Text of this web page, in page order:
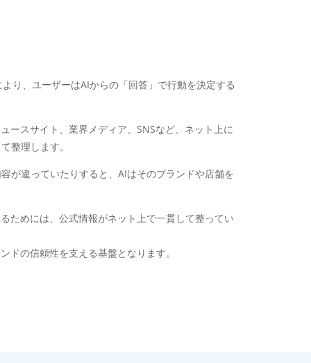
り、ユーザーはAIからの「回答」で行動を決定する
ースサイト、業界メディア、SNSなど、ネット上に
整理します。
が違っていたりすると、AIはそのブランドや店舗を
ためには、公式情報がネット上で一貫して整ってい
ドの信頼性を支える基盤となります。